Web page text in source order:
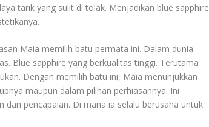
tarik yang sulit di tolak. Menjadikan blue sapphire
Maia memilih batu permata ini. Dalam dunia
Blue sapphire yang berkualitas tinggi. Terutama
Dengan memilih batu ini, Maia menunjukkan
maupun dalam pilihan perhiasannya. Ini
pencapaian. Di mana ia selalu berusaha untuk